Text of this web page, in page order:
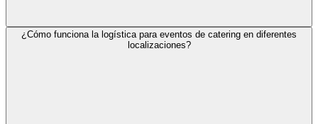
¿Cómo funciona la logística para eventos de catering en diferentes
localizaciones?